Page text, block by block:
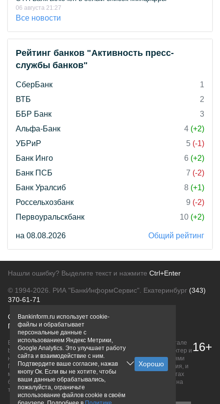
06 августа 21:27
Все новости
Рейтинг банков "Активность пресс-
службы банков"
СберБанк
1
ВТБ
2
ББР Банк
3
Альфа-Банк
4 (+2)
УБРиР
5 (-1)
Банк Инго
6 (+2)
Банк ПСБ
7 (-2)
Банк Уралсиб
8 (+1)
Россельхозбанк
9 (-2)
Первоуральскбанк
10 (+2)
на 08.08.2026 Общий рейтинг
Нашли ошибку? Выделите текст и нажмите Ctrl+Enter
© 1994-2026. РИА "БанкИнформСервис". Екатеринбург (343)
370-61-71
О проектеПолитика конфиденциальности
Правовая информацияДля рекламодателей
Вся информация о продуктах банков, размещенная на портале
bankinform.ru, носит исключительно ознакомительный характер и
не является публичной офертой, определяемой положениями
ГК РФ. Информация не содержит точного и полного описания, и
может быть изменена. Конечные условия уточняйте на сайтах
банков или при личном обращении. Исключительное право на
товарные знаки принадлежит их правообладателям.
16+
Bankinform.ru использует cookie-
файлы и обрабатывает
персональные данные с
использованием Яндекс Метрики,
Google Analytics. Это улучшает работу
сайта и взаимодействие с ним.
Подтвердите ваше согласие, нажав
кнопу Ок. Если вы не хотите, чтобы
ваши данные обрабатывались,
пожалуйста, ограничьте
использование файлов cookie в своём